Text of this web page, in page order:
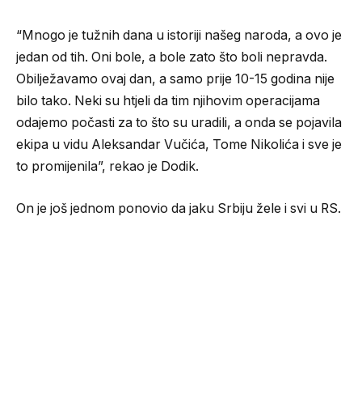
“Mnogo je tužnih dana u istoriji našeg naroda, a ovo je
jedan od tih. Oni bole, a bole zato što boli nepravda.
Obilježavamo ovaj dan, a samo prije 10-15 godina nije
bilo tako. Neki su htjeli da tim njihovim operacijama
odajemo počasti za to što su uradili, a onda se pojavila
ekipa u vidu Aleksandar Vučića, Tome Nikolića i sve je
to promijenila”, rekao je Dodik.
On je još jednom ponovio da jaku Srbiju žele i svi u RS.